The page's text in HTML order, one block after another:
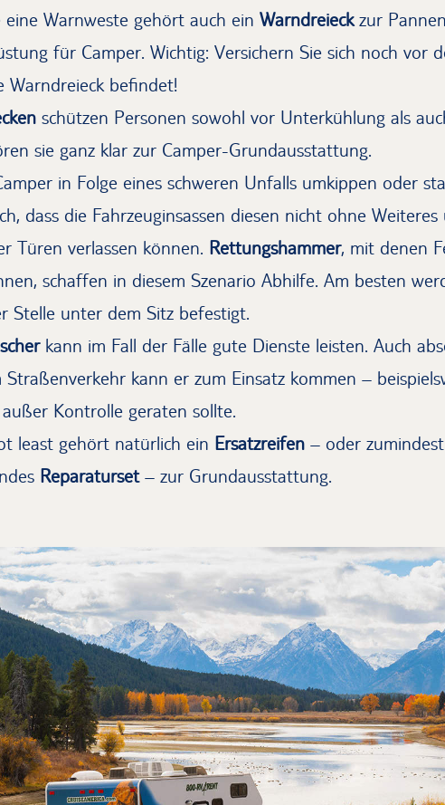
eine Warnweste gehört auch ein Warndreieckzur
für Camper. Wichtig: Versichern Sie sich noch vor
Warndreieck befindet!
schützen Personen sowohl vor Unterkühlung als
sie ganz klar zur Camper-Grundausstattung.
in Folge eines schweren Unfalls umkippen oder
dass die Fahrzeuginsassen diesen nicht ohne
Türen verlassen können. Rettungshammer, mit denen
schaffen in diesem Szenario Abhilfe. Am besten
Stelle unter dem Sitz befestigt.
kann im Fall der Fälle gute Dienste leisten. Auch
kann er zum Einsatz kommen –
Kontrolle geraten sollte.
least gehört natürlich ein Ersatzreifen – oder
Reparaturset– zur Grundausstattung.
Panorama an der Westküste der USA